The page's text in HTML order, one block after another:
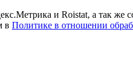
и Roistat, а так
в Политике в отношении